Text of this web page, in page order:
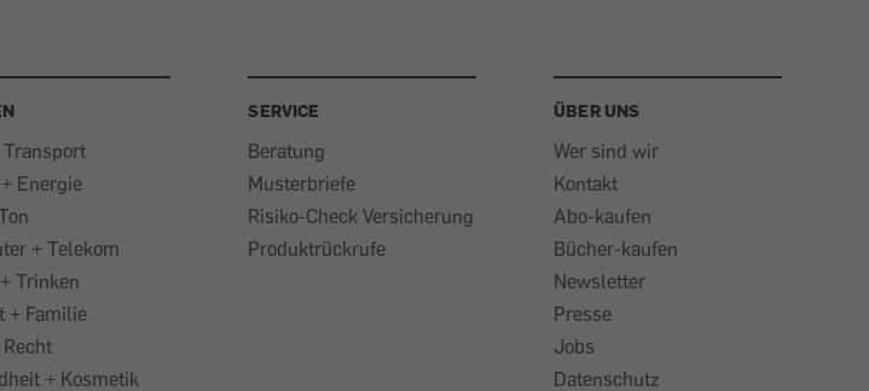
Energie
+ Telekom
Trinken
+ Familie
+ Kosmetik
SERVICE
Beratung
Musterbriefe
Risiko-Check Versicherung
Produktrückrufe
ÜBER UNS
Wer sind wir
Kontakt
Abo-kaufen
Bücher-kaufen
Newsletter
Presse
Jobs
Datenschutz